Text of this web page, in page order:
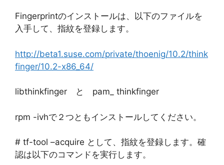
Fingerprintのインストールは、以下のファイルを
入手して、指紋を登録します。
http://beta1.suse.com/private/thoenig/10.2/think
finger/10.2-x86_64/
libthinkfinger と pam_ thinkfinger
rpm -ivhで２つともインストールしてください。
# tf-tool –acquire として、指紋を登録します。確
認は以下のコマンドを実行します。